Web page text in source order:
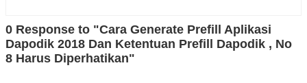
0 Response to "Cara Generate Prefill Aplikasi
Dapodik 2018 Dan Ketentuan Prefill Dapodik , No
8 Harus Diperhatikan"